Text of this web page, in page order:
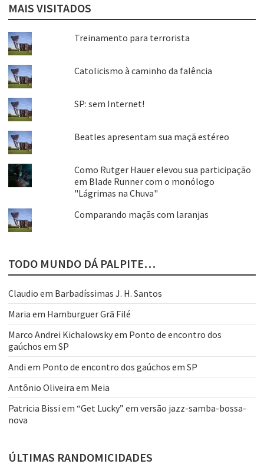
MAIS VISITADOS
Treinamento para terrorista
Catolicismo à caminho da falência
SP: sem Internet!
Beatles apresentam sua maçã estéreo
Como Rutger Hauer elevou sua participação
em Blade Runner com o monólogo
"Lágrimas na Chuva"
Comparando maçãs com laranjas
TODO MUNDO DÁ PALPITE…
Claudio em Barbadíssimas J. H. Santos
Maria em Hamburguer Grã Filé
Marco Andrei Kichalowskyem Ponto de encontro dos
gaúchos em SP
Andi em Ponto de encontro dos gaúchos em SP
Antônio Oliveira em Meia
Patricia Bissi em “Get Lucky” em versão jazz-samba-bossa-
nova
ÚLTIMAS RANDOMICIDADES